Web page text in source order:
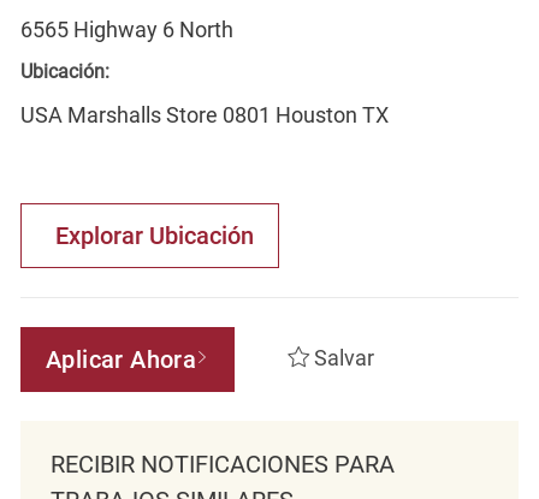
6565 Highway 6 North
Ubicación:
USA Marshalls Store 0801 Houston TX
Explorar Ubicación
Aplicar Ahora Salvar
RECIBIR NOTIFICACIONES PARA